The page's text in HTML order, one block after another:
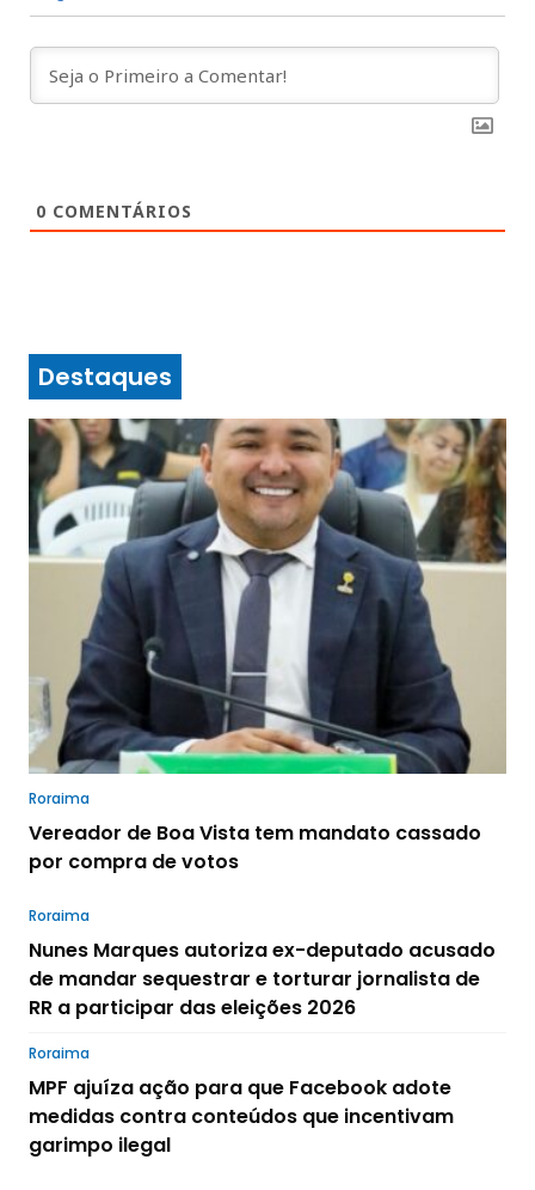
0 COMENTÁRIOS
Destaques
Roraima
Vereador de Boa Vista tem mandato cassado
por compra de votos
Roraima
Nunes Marques autoriza ex-deputado acusado
de mandar sequestrar e torturar jornalista de
RR a participar das eleições 2026
Roraima
MPF ajuíza ação para que Facebook adote
medidas contra conteúdos que incentivam
garimpo ilegal